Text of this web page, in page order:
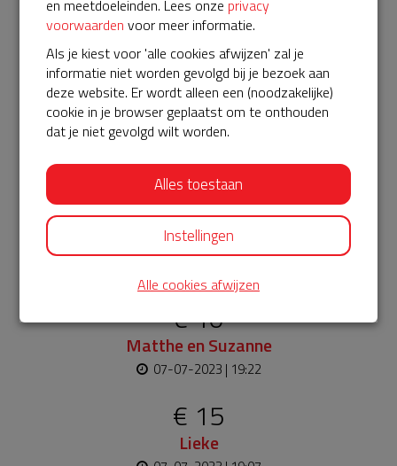
€ 5
Anoniem
07-07-2023 | 19:31
€ 10
07-07-2023 | 19:28
€ 10
Joyce
€ 10
Matthe en Suzanne
07-07-2023 | 19:22
€ 15
Lieke
en meetdoeleinden. Lees onze privacy
voorwaarden voor meer informatie.
Als je kiest voor 'alle cookies afwijzen' zal je
informatie niet worden gevolgd bij je bezoek aan
deze website. Er wordt alleen een (noodzakelijke)
cookie in je browser geplaatst om te onthouden
dat je niet gevolgd wilt worden.
Alles toestaan
Instellingen
Alle cookies afwijzen